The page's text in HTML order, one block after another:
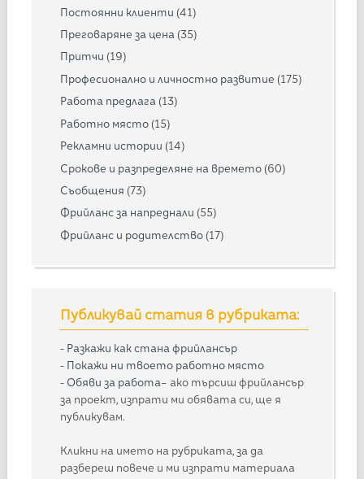
Постоянни клиенти (41)
Преговаряне за цена (35)
Притчи (19)
Професионално и личностно развитие (175)
Работа предлага (13)
Работно място (15)
Рекламни истории (14)
Срокове и разпределяне на времето (60)
Съобщения (73)
Фрийланс за напреднали (55)
Фрийланс и родителство (17)
Публикувай статия в рубриката:
- Разкажи как стана фрийлансър
- Покажи ни твоето работно място
- Обяви за работа– ако търсиш фрийлансър
за проект, изпрати ми обявата си, ще я
публикувам.
Кликни на името на рубриката, за да
разбереш повече и ми изпрати материала